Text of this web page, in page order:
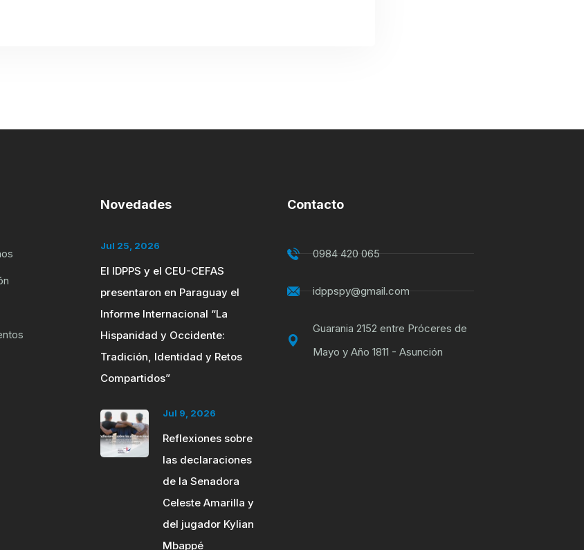
Novedades
Jul 25, 2026
El IDPPS y el CEU-CEFAS
presentaron en Paraguay el
Informe Internacional “La
Hispanidad y Occidente:
Tradición, Identidad y Retos
Compartidos”
Jul 9, 2026
Reflexiones sobre
las declaraciones
de la Senadora
Celeste Amarilla y
del jugador Kylian
Mbappé
Contacto
0984 420 065
idppspy@gmail.com
Guarania 2152 entre Próceres de
Mayo y Año 1811 - Asunción